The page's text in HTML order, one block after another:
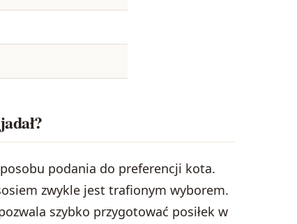
podania do preferencji kota.
zwykle jest trafionym wyborem.
szybko przygotować posiłek w